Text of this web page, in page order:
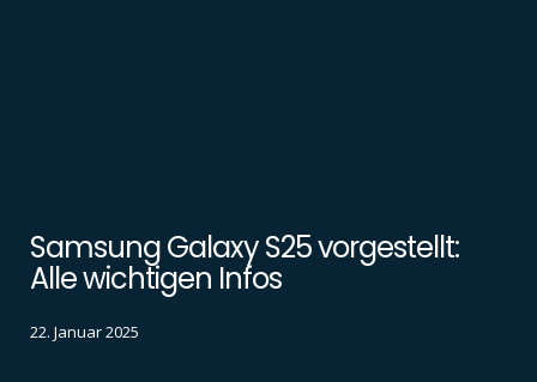
Samsung Galaxy S25 vorgestellt:
Alle wichtigen Infos
22. Januar 2025